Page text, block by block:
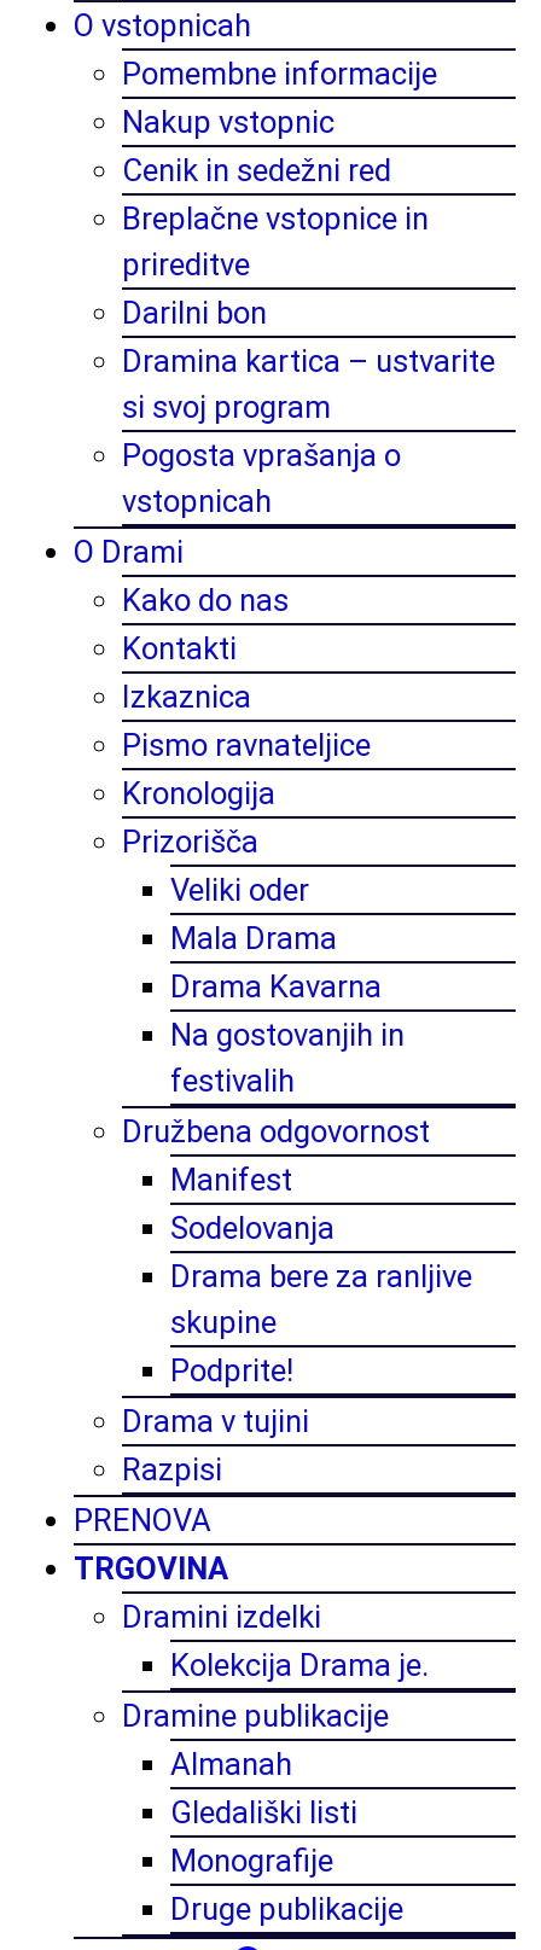
O vstopnicah
Pomembne informacije
Nakup vstopnic
Cenik in sedežni red
Breplačne vstopnice in
prireditve
Darilni bon
Dramina kartica – ustvarite
si svoj program
Pogosta vprašanja o
vstopnicah
O Drami
Kako do nas
Kontakti
Izkaznica
Pismo ravnateljice
Kronologija
Prizorišča
Veliki oder
Mala Drama
Drama Kavarna
Na gostovanjih in
festivalih
Družbena odgovornost
Manifest
Sodelovanja
Drama bere za ranljive
skupine
Podprite!
Drama v tujini
Razpisi
PRENOVA
TRGOVINA
Dramini izdelki
Kolekcija Drama je.
Dramine publikacije
Almanah
Gledališki listi
Monografije
Druge publikacije